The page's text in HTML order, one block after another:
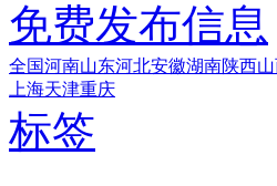
免费发布信息
全国河南山东河北安徽湖南陕西
上海天津重庆
标签